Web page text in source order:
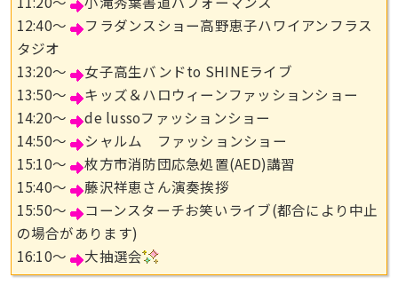
12:40〜
フラダンスショー高野恵子ハワイアンフラス
タジオ
13:20〜
女子高生バンドto SHINEライブ
13:50〜
キッズ＆ハロウィーンファッションショー
14:20〜
de lussoファッションショー
14:50〜
シャルム ファッションショー
15:10〜
枚方市消防団応急処置(AED)講習
15:40〜
藤沢祥恵さん演奏挨拶
15:50〜
コーンスターチお笑いライブ(都合により中止
の場合があります)
16:10〜
大抽選会